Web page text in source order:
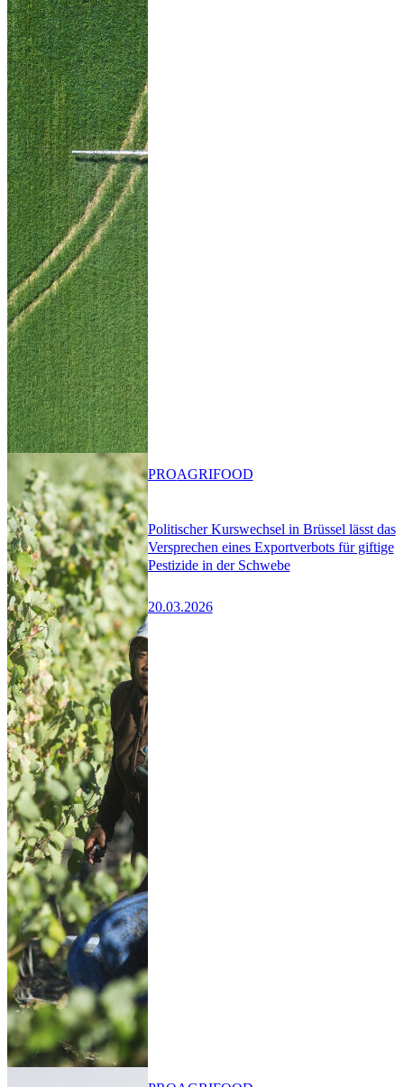
Politischer Kurswechsel in Brüssel lässt das
Versprechen eines Exportverbots für giftige
Pestizide in der Schwebe
20.03.2026
PROAGRIFOOD